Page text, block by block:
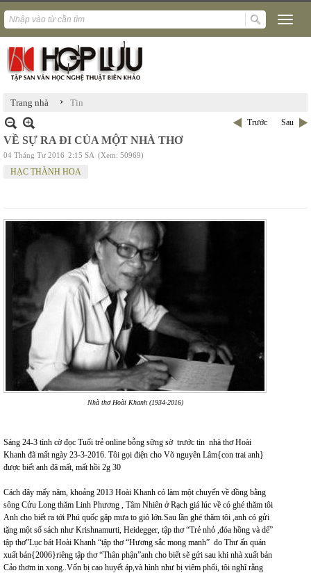
Trang nhà › Tin
Trước Sau
VỀ SỰ RA ĐI CỦA MỘT NHÀ THƠ
04 Tháng Tư 2016 2:15 SA (Xem: 50969)
HẠC THÀNH HOA
Nhà thơ Hoài Khanh (1934-2016)
Sáng 24-3 tình cờ đọc Tuổi trẻ online bỗng sững sờ trước tin nhà thơ Hoài
Khanh đã mất ngày 23-3-2016. Tôi gọi điện cho Võ nguyên Lâm{con trai anh}
được biết anh đã mất, mất hồi 2g 30
Cách đây mấy năm, khoảng 2013 Hoài Khanh có làm một chuyến về đồng bằng
sông Cửu Long thăm Linh Phương , Tâm Nhiên ở Rạch giá lúc về có ghé thăm tôi
Anh cho biết ra tới Phú quốc găp mưa to gió lớn.Sau lần ghé thăm tôi ,anh có gửi
tặng một số sách như Krishnamurti, Heidegger, tập thơ “Trẻ nhỏ ,đóa hồng và dế”
tập thơ”Lục bát Hoài Khanh “tập thơ “Hương sắc mong manh” do Thư ấn quán
xuất bản{2006}riêng tập thơ “Thân phận”anh cho biết sẽ gửi sau khi nhà xuất bản
Cảo thơm in xong..Vốn bị cao huyết áp,và hình như bị viêm phổi, tôi nghĩ rằng